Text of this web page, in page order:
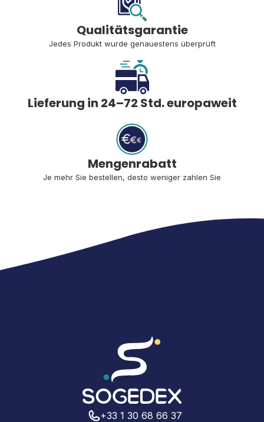
Qualitätsgarantie
Jedes Produkt wurde genauestens überprüft
Lieferung in 24–72 Std. europaweit
Mengenrabatt
Je mehr Sie bestellen, desto weniger zahlen Sie
+33 1 30 68 66 37